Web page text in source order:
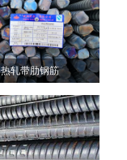
热轧带肋钢筋